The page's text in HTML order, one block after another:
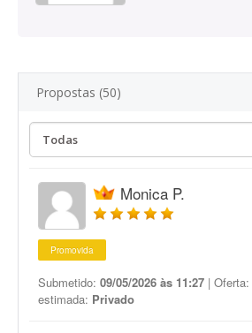
Propostas (50)
Monica P.
Promovida
Submetido: 09/05/2026 às 11:27 | Oferta:
estimada: Privado